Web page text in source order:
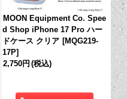
MOON Equipment Co. Spee
d Shop iPhone 17 Pro ハー
ドケース クリア [MQG219-
17P]
2,750円 (税込)